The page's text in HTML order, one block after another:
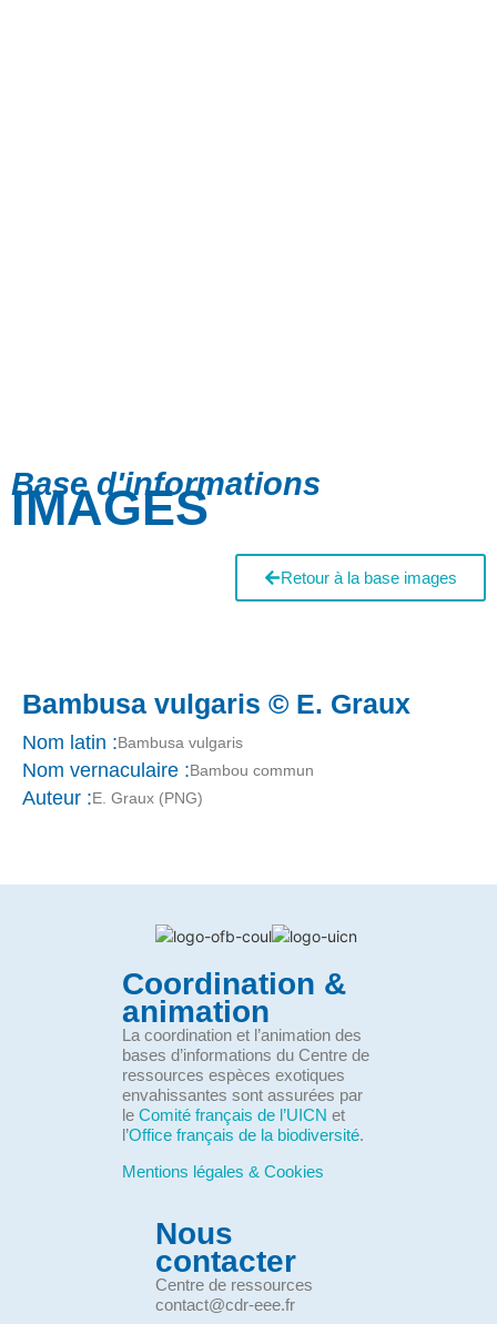
Base d'informations
IMAGES
Retour à la base images
Bambusa vulgaris © E. Graux
Nom latin :Bambusa vulgaris
Nom vernaculaire :Bambou commun
Auteur :E. Graux (PNG)
Coordination &
animation
La coordination et l’animation des
bases d’informations du Centre de
ressources espèces exotiques
envahissantes sont assurées par
le Comité français de l’UICN et
l’Office français de la biodiversité.
Mentions légales & Cookies
Nous
contacter
Centre de ressources
contact@cdr-eee.fr